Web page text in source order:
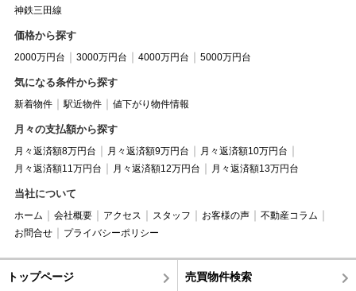
神鉄三田線
価格から探す
2000万円台 3000万円台 4000万円台 5000万円台
気になる条件から探す
新着物件 駅近物件 値下がり物件情報
月々の支払額から探す
月々返済額8万円台 月々返済額9万円台
月々返済額10万円台
月々返済額11万円台
月々返済額12万円台 月々返済額13万円台
当社について
ホーム 会社概要 アクセス スタッフ お客様の声
不動産コラム
お問合せ
プライバシーポリシー
トップページ 売買物件検索